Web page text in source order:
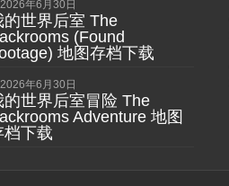
2026年6月30日
的世界后室 The
(Found
地图存档下载
2026年6月30日
的世界后室冒险 The
Adventure 地图
档下载